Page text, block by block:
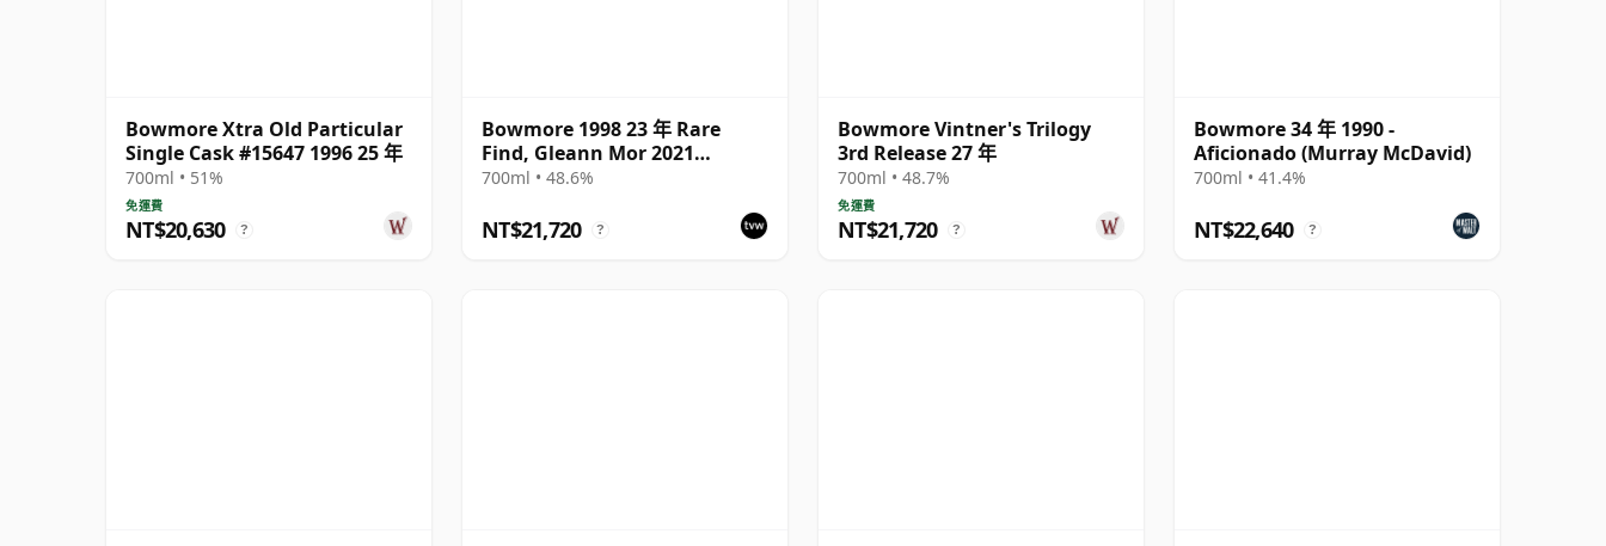
Bowmore Xtra Old Particular
Single Cask #15647 1996 25 年
700ml • 51%
免運費
NT$20,630 ?
Bowmore 1998 23 年 Rare
Find, Gleann Mor 2021
Bottling - Single Cask 353892
700ml • 48.6%
NT$21,720 ?
Bowmore Vintner's Trilogy
3rd Release 27 年
700ml • 48.7%
免運費
NT$21,720 ?
Bowmore 34 年 1990 -
Aficionado (Murray McDavid)
700ml • 41.4%
NT$22,640 ?